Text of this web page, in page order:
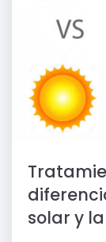
solar y